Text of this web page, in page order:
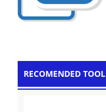
RECOMENDED TOOL